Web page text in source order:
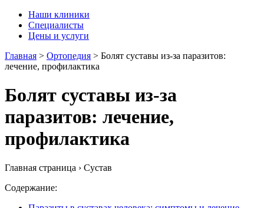
Наши клиники
Специалисты
Цены и услуги
Главная > Ортопедия > Болят суставы из-за паразитов:
лечение, профилактика
Болят суставы из-за
паразитов: лечение,
профилактика
Главная страница › Сустав
Содержание: